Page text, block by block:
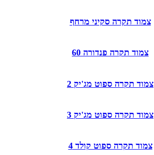
צמוד תקרה סקיני מרחף
צמוד תקרה פנדורה 60
צמוד תקרה ספוט מג'יק 2
צמוד תקרה ספוט מג'יק 3
צמוד תקרה ספוט קולד 4